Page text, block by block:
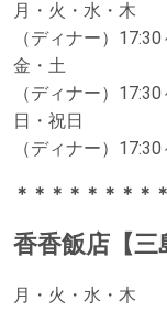
月・火・水・木
（ディナー）
金・土
（ディナー）
日・祝日
（ディナー）
＊＊＊＊＊＊＊＊
香香飯店【三
月・火・水・木